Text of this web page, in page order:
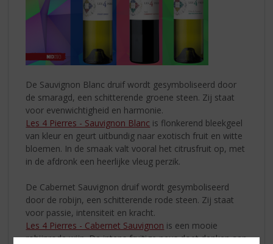
De Sauvignon Blanc druif wordt gesymboliseerd door
de smaragd, een schitterende groene steen. Zij staat
voor evenwichtigheid en harmonie.
Les 4 Pierres - Sauvignon Blanc is flonkerend bleekgeel
van kleur en geurt uitbundig naar exotisch fruit en witte
bloemen. In de smaak valt vooral het citrusfruit op, met
in de afdronk een heerlijke vleug perzik.
De Cabernet Sauvignon druif wordt gesymboliseerd
door de robijn, een schitterende rode steen. Zij staat
voor passie, intensiteit en kracht.
Les 4 Pierres - Cabernet Sauvignon is een mooie
robijnrode wijn. De intens fruitige neus doet denken aan